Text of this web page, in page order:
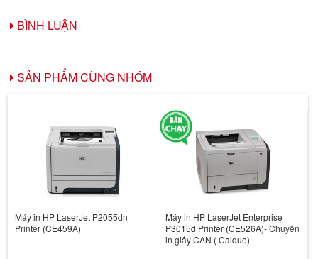
BÌNH LUẬN
SẢN PHẨM CÙNG NHÓM
Máy in HP LaserJet P2055dn
Printer (CE459A)
Máy in HP LaserJet Enterprise
P3015d Printer (CE526A)- Chuyên
in giấy CAN ( Calque)